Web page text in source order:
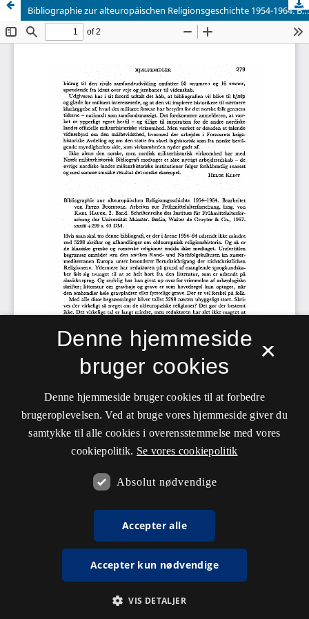
Bibliographie zur alteuropäischen Religionsgeschichte 1954-1964. Bearbeitet von Peter Buchholz. Arbeiten zur Fruhmittelalterforschung, hrsg. von Karl Hauck. 2. Band. Schriftenreihe des Instituts fur Fruhmittelalterforschung der Universität Münster. Berlin, Walter de Gruyter & Co., 1967. xxxiii+299 s. 45 DM.
×
Denne hjemmeside
bruger cookies
Denne hjemmeside bruger cookies til at forbedre
brugeroplevelsen. Ved at bruge vores hjemmeside giver du
samtykke til alle cookies i overensstemmelse med vores
cookiepolitik. Se vores cookiepolitik
Absolut nødvendige
Accepter alle
Accepter kun nødvendige
VIS DETALJER